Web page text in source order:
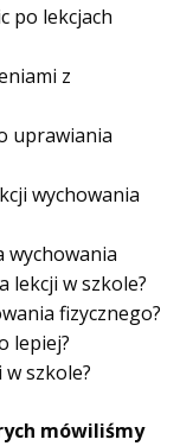
po lekcjach
z
uprawiania
wychowania
wychowania
lekcji w szkole?
fizycznego?
lepiej?
w szkole?
mówiliśmy